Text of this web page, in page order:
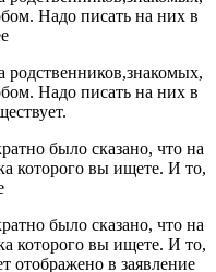
Надо писать на них в
родственников,знакомых,
Надо писать на них в
было сказано, что на
которого вы ищете. И то,
было сказано, что на
которого вы ищете. И то,
отображено в заявление